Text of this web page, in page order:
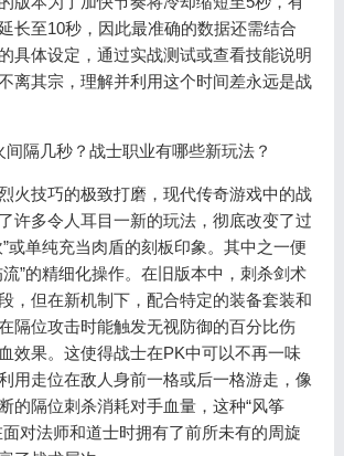
长至10秒，因此最准确的数据还需结合
具体设定，通过实战测试或查看技能说明
离其宗，理解并利用这个时间差永远是战
技巧的极致打磨，现代传奇游戏中的战
许多令人耳目一新的玩法，彻底改变了过
或单纯充当肉盾的刻板印象。其中之一便
”的精细化操作。在旧版本中，刺杀剑术
，但在新机制下，配合特定的装备套装和
隔位攻击时能触发无视防御的百分比伤
效果。这使得战士在PK中可以不再一味
用走位在敌人身前一格或后一格游走，像
的隔位刺杀消耗对手血量，这种“风筝
对法师和道士时拥有了前所未有的周旋